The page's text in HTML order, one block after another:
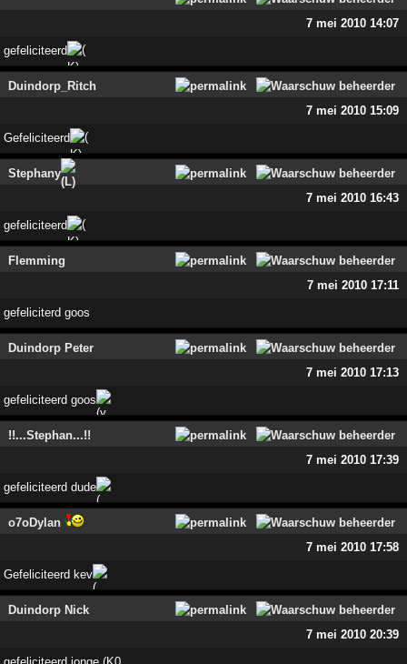
7 mei 2010 14:07
gefeliciteerd
Duindorp_Ritch
7 mei 2010 15:09
Gefeliciteerd
Stephany
7 mei 2010 16:43
gefeliciteerd
Flemming
7 mei 2010 17:11
gefeliciterd goos
Duindorp Peter
7 mei 2010 17:13
gefeliciteerd goos
!!...Stephan...!!
7 mei 2010 17:39
gefeliciteerd dude
o7oDylan
7 mei 2010 17:58
Gefeliciteerd kev
Duindorp Nick
7 mei 2010 20:39